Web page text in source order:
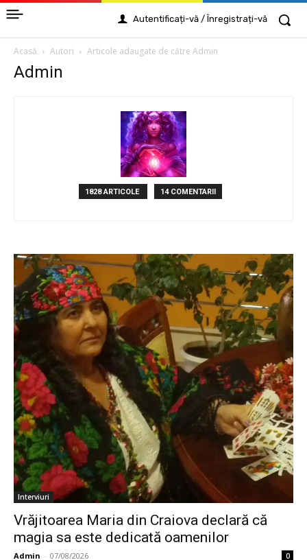
Autentificați-vă / Înregistrați-vă
Acasă Autori Articole adaugate de către Admin
Admin
1828 ARTICOLE 14 COMENTARII
Interviuri
Vrăjitoarea Maria din Craiova declară că
magia sa este dedicată oamenilor
Admin - 07/08/2026 0